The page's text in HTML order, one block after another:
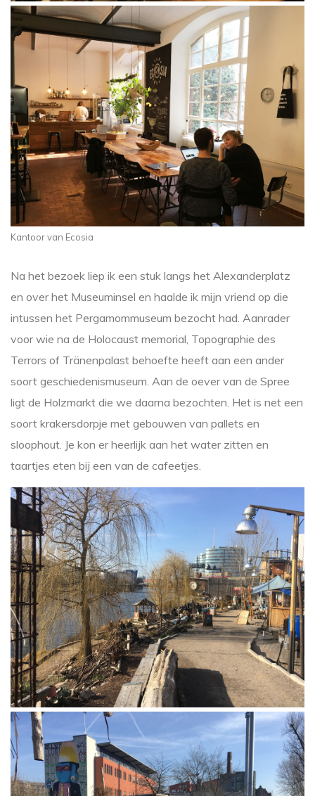
Kantoor van Ecosia
Na het bezoek liep ik een stuk langs het Alexanderplatz
en over het Museuminsel en haalde ik mijn vriend op die
intussen het Pergamommuseum bezocht had. Aanrader
voor wie na de Holocaust memorial, Topographie des
Terrors of Tränenpalast behoefte heeft aan een ander
soort geschiedenismuseum. Aan de oever van de Spree
ligt de Holzmarkt die we daarna bezochten. Het is net een
soort krakersdorpje met gebouwen van pallets en
sloophout. Je kon er heerlijk aan het water zitten en
taartjes eten bij een van de cafeetjes.